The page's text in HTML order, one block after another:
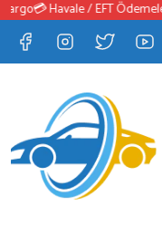
💳 Havale / EFT